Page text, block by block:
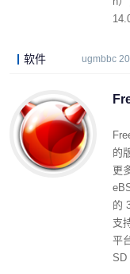
软件 ugmbbc
的
更
的
支
平
SD